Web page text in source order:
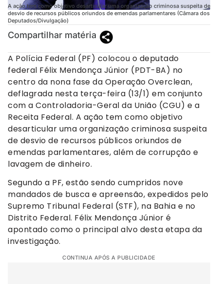
A ação tem como objetivo desarticular uma organização criminosa suspeita de
desvio de recursos públicos oriundos de emendas parlamentares (Câmara dos
Deputados/Divulgação)
Compartilhar matéria
A Polícia Federal (PF) colocou o deputado
federal Félix Mendonça Júnior (PDT-BA) no
centro da nona fase da Operação Overclean,
deflagrada nesta terça-feira (13/1) em conjunto
com a Controladoria-Geral da União (CGU) e a
Receita Federal. A ação tem como objetivo
desarticular uma organização criminosa suspeita
de desvio de recursos públicos oriundos de
emendas parlamentares, além de corrupção e
lavagem de dinheiro.
Segundo a PF, estão sendo cumpridos nove
mandados de busca e apreensão, expedidos pelo
Supremo Tribunal Federal (STF), na Bahia e no
Distrito Federal. Félix Mendonça Júnior é
apontado como o principal alvo desta etapa da
investigação.
CONTINUA APÓS A PUBLICIDADE